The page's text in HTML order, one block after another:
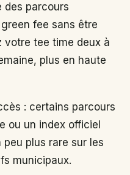
des parcours
fee sans être
votre tee time deux à
plus en haute
: certains parcours
ou un index officiel
plus rare sur les
municipaux.